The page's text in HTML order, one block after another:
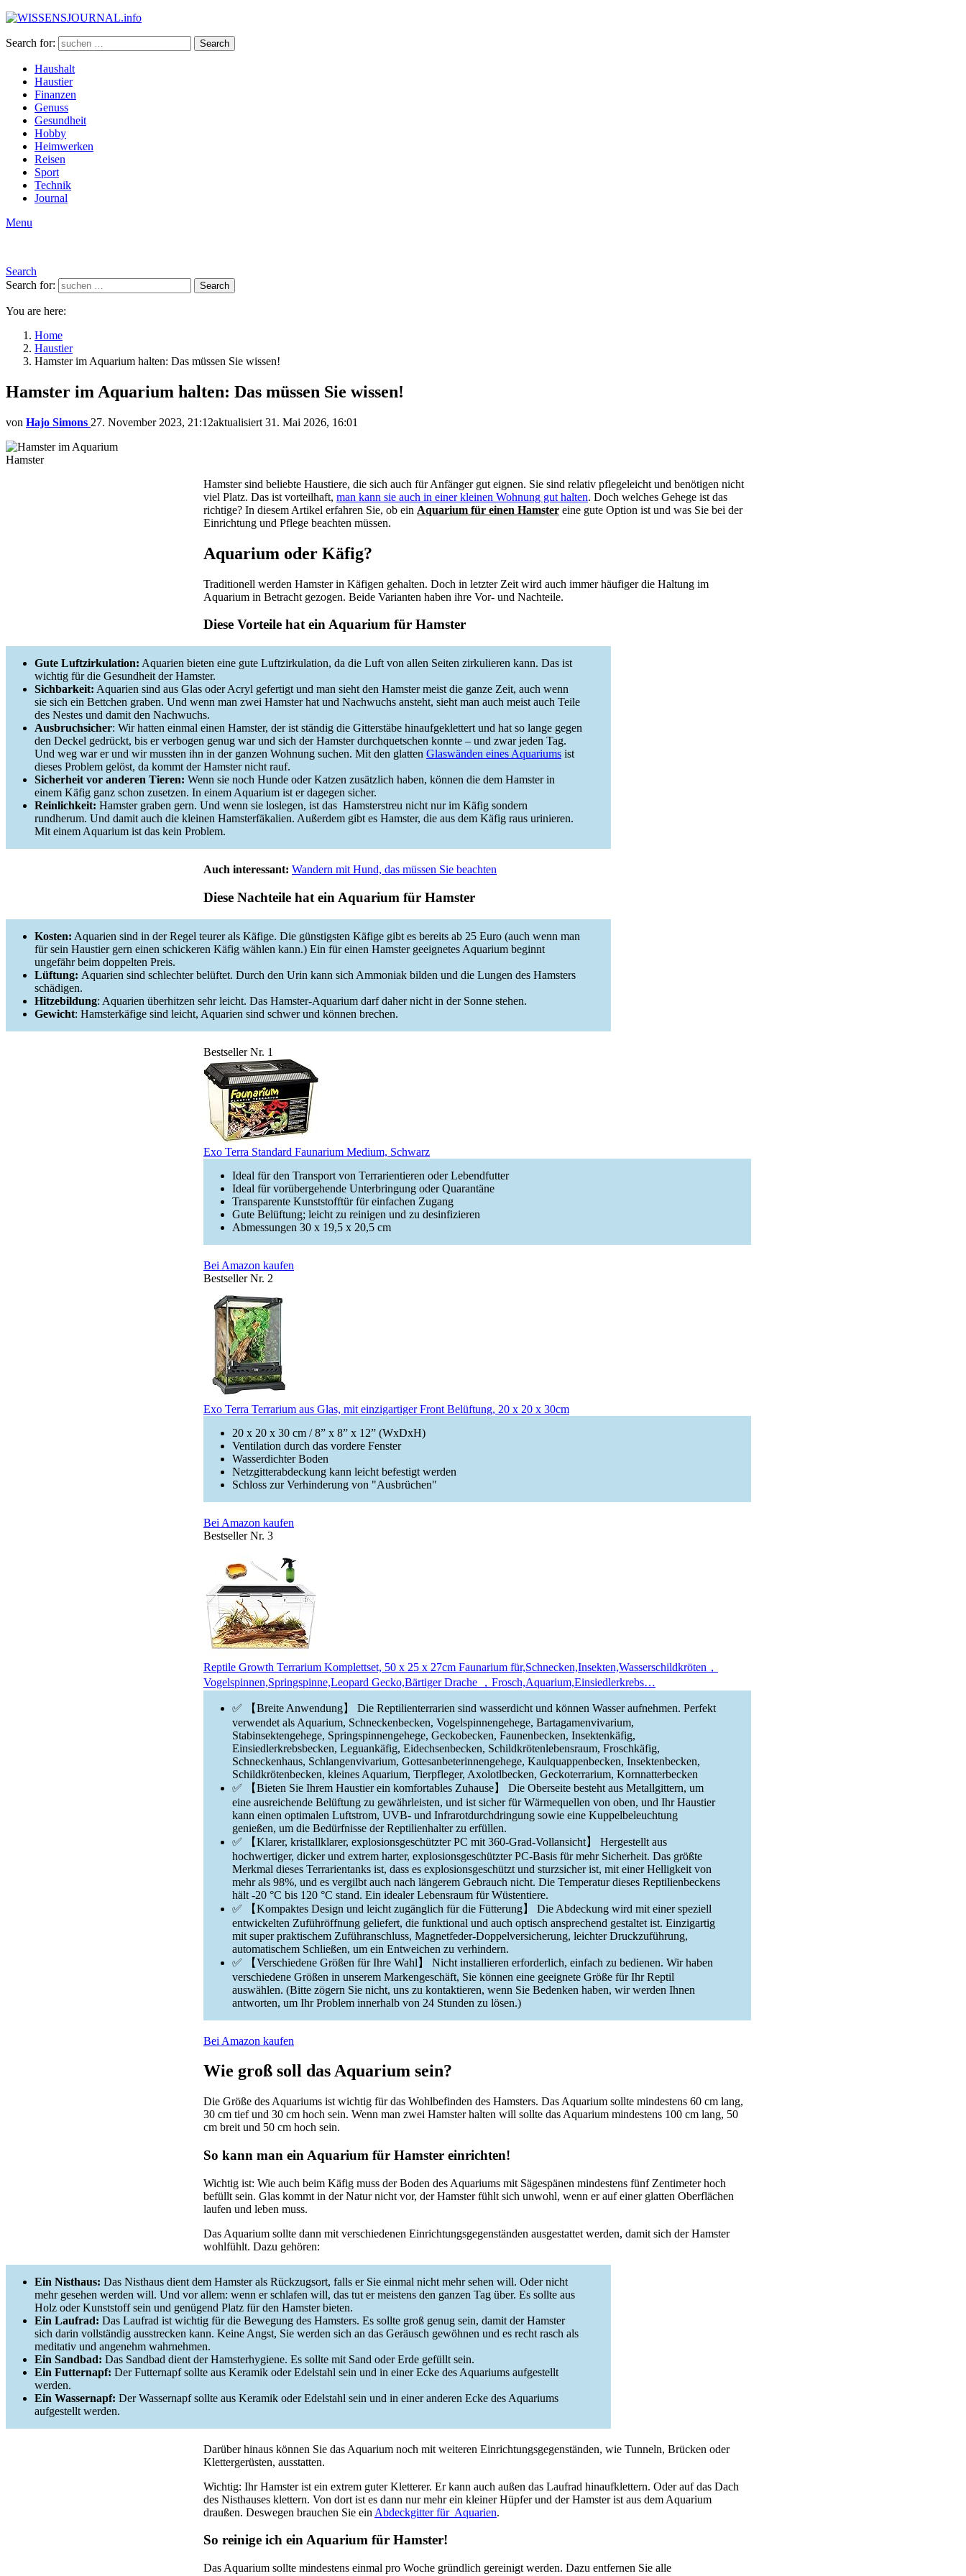
Search for: Search
Haushalt
Haustier
Finanzen
Genuss
Gesundheit
Hobby
Heimwerken
Reisen
Sport
Technik
Journal
Menu
Search
Search for:
Search
You are here:
Home
Haustier
Hamster im Aquarium halten: Das müssen Sie wissen!
Hamster im Aquarium halten: Das müssen Sie wissen!
von Hajo Simons 27. November 2023, 21:12aktualisiert 31. Mai 2026, 16:01
Hamster
Hamster sind beliebte Haustiere, die sich auch für Anfänger gut eignen. Sie sind relativ pflegeleicht und benötigen nicht
viel Platz. Das ist vorteilhaft, man kann sie auch in einer kleinen Wohnung gut halten. Doch welches Gehege ist das
richtige? In diesem Artikel erfahren Sie, ob ein Aquarium für einen Hamster eine gute Option ist und was Sie bei der
Einrichtung und Pflege beachten müssen.
Aquarium oder Käfig?
Traditionell werden Hamster in Käfigen gehalten. Doch in letzter Zeit wird auch immer häufiger die Haltung im
Aquarium in Betracht gezogen. Beide Varianten haben ihre Vor- und Nachteile.
Diese Vorteile hat ein Aquarium für Hamster
Gute Luftzirkulation: Aquarien bieten eine gute Luftzirkulation, da die Luft von allen Seiten zirkulieren kann. Das ist
wichtig für die Gesundheit der Hamster.
Sichbarkeit: Aquarien sind aus Glas oder Acryl gefertigt und man sieht den Hamster meist die ganze Zeit, auch wenn
sie sich ein Bettchen graben. Und wenn man zwei Hamster hat und Nachwuchs ansteht, sieht man auch meist auch Teile
des Nestes und damit den Nachwuchs.
Ausbruchsicher: Wir hatten einmal einen Hamster, der ist ständig die Gitterstäbe hinaufgeklettert und hat so lange gegen
den Deckel gedrückt, bis er verbogen genug war und sich der Hamster durchquetschen konnte – und zwar jeden Tag.
Und weg war er und wir mussten ihn in der ganzen Wohnung suchen. Mit den glatten Glaswänden eines Aquariums ist
dieses Problem gelöst, da kommt der Hamster nicht rauf.
Sicherheit vor anderen Tieren: Wenn sie noch Hunde oder Katzen zusätzlich haben, können die dem Hamster in
einem Käfig ganz schon zusetzen. In einem Aquarium ist er dagegen sicher.
Reinlichkeit: Hamster graben gern. Und wenn sie loslegen, ist das Hamsterstreu nicht nur im Käfig sondern
rundherum. Und damit auch die kleinen Hamsterfäkalien. Außerdem gibt es Hamster, die aus dem Käfig raus urinieren.
Mit einem Aquarium ist das kein Problem.
Auch interessant: Wandern mit Hund, das müssen Sie beachten
Diese Nachteile hat ein Aquarium für Hamster
Kosten: Aquarien sind in der Regel teurer als Käfige. Die günstigsten Käfige gibt es bereits ab 25 Euro (auch wenn man
für sein Haustier gern einen schickeren Käfig wählen kann.) Ein für einen Hamster geeignetes Aquarium beginnt
ungefähr beim doppelten Preis.
Lüftung: Aquarien sind schlechter belüftet. Durch den Urin kann sich Ammoniak bilden und die Lungen des Hamsters
schädigen.
Hitzebildung: Aquarien überhitzen sehr leicht. Das Hamster-Aquarium darf daher nicht in der Sonne stehen.
Gewicht: Hamsterkäfige sind leicht, Aquarien sind schwer und können brechen.
Bestseller Nr. 1
Exo Terra Standard Faunarium Medium, Schwarz
Ideal für den Transport von Terrarientieren oder Lebendfutter
Ideal für vorübergehende Unterbringung oder Quarantäne
Transparente Kunststofftür für einfachen Zugang
Gute Belüftung; leicht zu reinigen und zu desinfizieren
Abmessungen 30 x 19,5 x 20,5 cm
Bei Amazon kaufen
Bestseller Nr. 2
Exo Terra Terrarium aus Glas, mit einzigartiger Front Belüftung, 20 x 20 x 30cm
20 x 20 x 30 cm / 8” x 8” x 12” (WxDxH)
Ventilation durch das vordere Fenster
Wasserdichter Boden
Netzgitterabdeckung kann leicht befestigt werden
Schloss zur Verhinderung von "Ausbrüchen"
Bei Amazon kaufen
Bestseller Nr. 3
Reptile Growth Terrarium Komplettset, 50 x 25 x 27cm Faunarium für,Schnecken,Insekten,Wasserschildkröten，
Vogelspinnen,Springspinne,Leopard Gecko,Bärtiger Drache ，Frosch,Aquarium,Einsiedlerkrebs…
✅ 【Breite Anwendung】 Die Reptilienterrarien sind wasserdicht und können Wasser aufnehmen. Perfekt
verwendet als Aquarium, Schneckenbecken, Vogelspinnengehege, Bartagamenvivarium,
Stabinsektengehege, Springspinnengehege, Geckobecken, Faunenbecken, Insektenkäfig,
Einsiedlerkrebsbecken, Leguankäfig, Eidechsenbecken, Schildkrötenlebensraum, Froschkäfig,
Schneckenhaus, Schlangenvivarium, Gottesanbeterinnengehege, Kaulquappenbecken, Insektenbecken,
Schildkrötenbecken, kleines Aquarium, Tierpfleger, Axolotlbecken, Geckoterrarium, Kornnatterbecken
✅ 【Bieten Sie Ihrem Haustier ein komfortables Zuhause】 Die Oberseite besteht aus Metallgittern, um
eine ausreichende Belüftung zu gewährleisten, und ist sicher für Wärmequellen von oben, und Ihr Haustier
kann einen optimalen Luftstrom, UVB- und Infrarotdurchdringung sowie eine Kuppelbeleuchtung
genießen, um die Bedürfnisse der Reptilienhalter zu erfüllen.
✅ 【Klarer, kristallklarer, explosionsgeschützter PC mit 360-Grad-Vollansicht】 Hergestellt aus
hochwertiger, dicker und extrem harter, explosionsgeschützter PC-Basis für mehr Sicherheit. Das größte
Merkmal dieses Terrarientanks ist, dass es explosionsgeschützt und sturzsicher ist, mit einer Helligkeit von
mehr als 98%, und es vergilbt auch nach längerem Gebrauch nicht. Die Temperatur dieses Reptilienbeckens
hält -20 °C bis 120 °C stand. Ein idealer Lebensraum für Wüstentiere.
✅ 【Kompaktes Design und leicht zugänglich für die Fütterung】 Die Abdeckung wird mit einer speziell
entwickelten Zuführöffnung geliefert, die funktional und auch optisch ansprechend gestaltet ist. Einzigartig
mit super praktischem Zuführanschluss, Magnetfeder-Doppelversicherung, leichter Druckzuführung,
automatischem Schließen, um ein Entweichen zu verhindern.
✅ 【Verschiedene Größen für Ihre Wahl】 Nicht installieren erforderlich, einfach zu bedienen. Wir haben
verschiedene Größen in unserem Markengeschäft, Sie können eine geeignete Größe für Ihr Reptil
auswählen. (Bitte zögern Sie nicht, uns zu kontaktieren, wenn Sie Bedenken haben, wir werden Ihnen
antworten, um Ihr Problem innerhalb von 24 Stunden zu lösen.)
Bei Amazon kaufen
Wie groß soll das Aquarium sein?
Die Größe des Aquariums ist wichtig für das Wohlbefinden des Hamsters. Das Aquarium sollte mindestens 60 cm lang,
30 cm tief und 30 cm hoch sein. Wenn man zwei Hamster halten will sollte das Aquarium mindestens 100 cm lang, 50
cm breit und 50 cm hoch sein.
So kann man ein Aquarium für Hamster einrichten!
Wichtig ist: Wie auch beim Käfig muss der Boden des Aquariums mit Sägespänen mindestens fünf Zentimeter hoch
befüllt sein. Glas kommt in der Natur nicht vor, der Hamster fühlt sich unwohl, wenn er auf einer glatten Oberflächen
laufen und leben muss.
Das Aquarium sollte dann mit verschiedenen Einrichtungsgegenständen ausgestattet werden, damit sich der Hamster
wohlfühlt. Dazu gehören:
Ein Nisthaus: Das Nisthaus dient dem Hamster als Rückzugsort, falls er Sie einmal nicht mehr sehen will. Oder nicht
mehr gesehen werden will. Und vor allem: wenn er schlafen will, das tut er meistens den ganzen Tag über. Es sollte aus
Holz oder Kunststoff sein und genügend Platz für den Hamster bieten.
Ein Laufrad: Das Laufrad ist wichtig für die Bewegung des Hamsters. Es sollte groß genug sein, damit der Hamster
sich darin vollständig ausstrecken kann. Keine Angst, Sie werden sich an das Geräusch gewöhnen und es recht rasch als
meditativ und angenehm wahrnehmen.
Ein Sandbad: Das Sandbad dient der Hamsterhygiene. Es sollte mit Sand oder Erde gefüllt sein.
Ein Futternapf: Der Futternapf sollte aus Keramik oder Edelstahl sein und in einer Ecke des Aquariums aufgestellt
werden.
Ein Wassernapf: Der Wassernapf sollte aus Keramik oder Edelstahl sein und in einer anderen Ecke des Aquariums
aufgestellt werden.
Darüber hinaus können Sie das Aquarium noch mit weiteren Einrichtungsgegenständen, wie Tunneln, Brücken oder
Klettergerüsten, ausstatten.
Wichtig: Ihr Hamster ist ein extrem guter Kletterer. Er kann auch außen das Laufrad hinaufklettern. Oder auf das Dach
des Nisthauses klettern. Von dort ist es dann nur mehr ein kleiner Hüpfer und der Hamster ist aus dem Aquarium
draußen. Deswegen brauchen Sie ein Abdeckgitter für Aquarien.
So reinige ich ein Aquarium für Hamster!
Das Aquarium sollte mindestens einmal pro Woche gründlich gereinigt werden. Dazu entfernen Sie alle